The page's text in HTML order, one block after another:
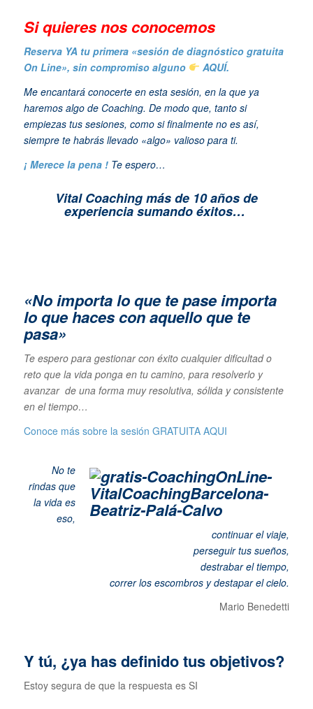
Si quieres nos conocemos
Reserva YA tu primera «sesión de diagnóstico gratuita
On Line», sin compromiso alguno
AQUÍ.
Me encantará conocerte en esta sesión, en la que ya
haremos algo de Coaching. De modo que, tanto si
empiezas tus sesiones, como si finalmente no es así,
siempre te habrás llevado «algo» valioso para ti.
¡ Merece la pena ! Te espero…
Vital Coaching más de 10 años de
experiencia sumando éxitos…
«No importa lo que te pase importa
lo que haces con aquello que te
pasa»
Te espero para gestionar con éxito cualquier dificultad o
reto que la vida ponga en tu camino, para resolverlo y
avanzar de una forma muy resolutiva, sólida y consistente
en el tiempo…
Conoce más sobre la sesión GRATUITA AQUI
No te
rindas que
la vida es
eso,
continuar el viaje,
perseguir tus sueños,
destrabar el tiempo,
correr los escombros y destapar el cielo.
Mario Benedetti
Y tú, ¿ya has definido tus objetivos?
Estoy segura de que la respuesta es SI